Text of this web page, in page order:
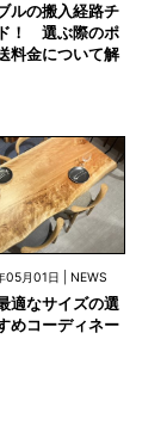
ルの搬入経路チ
！ 選ぶ際のポ
料金について解
05月01日 | NEWS
適なサイズの選
めコーディネー